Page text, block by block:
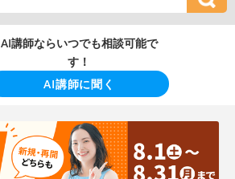
AI講師ならいつでも相談可能で
す！
AI講師に聞く